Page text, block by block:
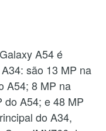
A54 é
são 13 MP na
A54; 8 MP na
do A54; e 48 MP
do A34,